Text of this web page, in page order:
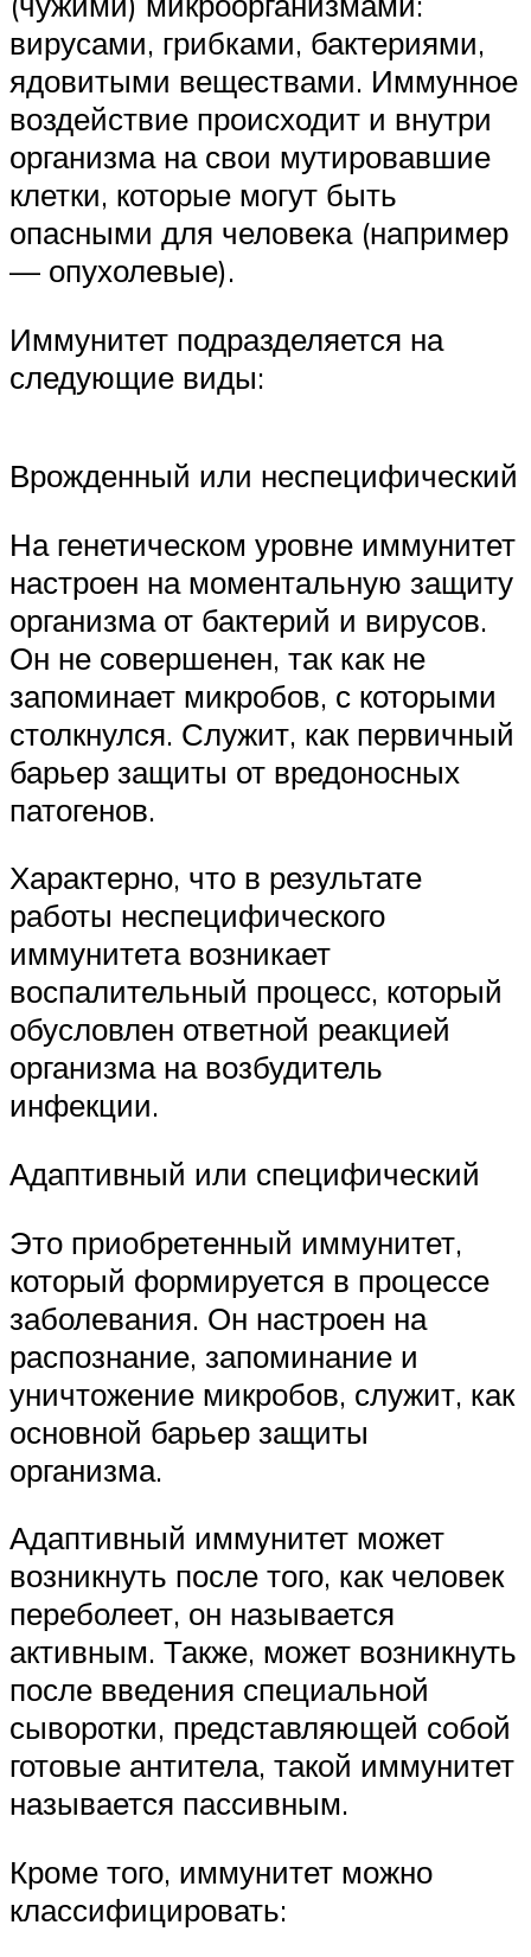
вирусами, грибками, бактериями,
ядовитыми веществами. Иммунное
воздействие происходит и внутри
организма на свои мутировавшие
клетки, которые могут быть
опасными для человека (например
— опухолевые).
Иммунитет подразделяется на
следующие виды:
Врожденный или неспецифический
На генетическом уровне иммунитет
настроен на моментальную защиту
организма от бактерий и вирусов.
Он не совершенен, так как не
запоминает микробов, с которыми
столкнулся. Служит, как первичный
барьер защиты от вредоносных
патогенов.
Характерно, что в результате
работы неспецифического
иммунитета возникает
воспалительный процесс, который
обусловлен ответной реакцией
организма на возбудитель
инфекции.
Адаптивный или специфический
Это приобретенный иммунитет,
который формируется в процессе
заболевания. Он настроен на
распознание, запоминание и
уничтожение микробов, служит, как
основной барьер защиты
организма.
Адаптивный иммунитет может
возникнуть после того, как человек
переболеет, он называется
активным. Также, может возникнуть
после введения специальной
сыворотки, представляющей собой
готовые антитела, такой иммунитет
называется пассивным.
Кроме того, иммунитет можно
классифицировать: